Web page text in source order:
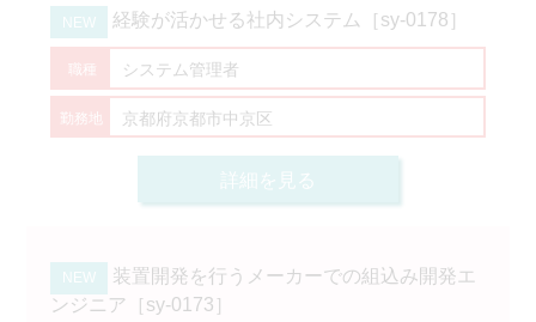
経験が活かせる社内システム［sy-0178］
システム管理者
京都府京都市中京区
詳細を見る
装置開発を行うメーカーでの組込み開発エ
ンジニア［sy-0173］